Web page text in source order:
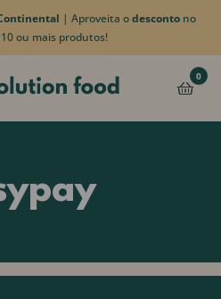
| Aproveita odesconto no
ou mais produtos!
0